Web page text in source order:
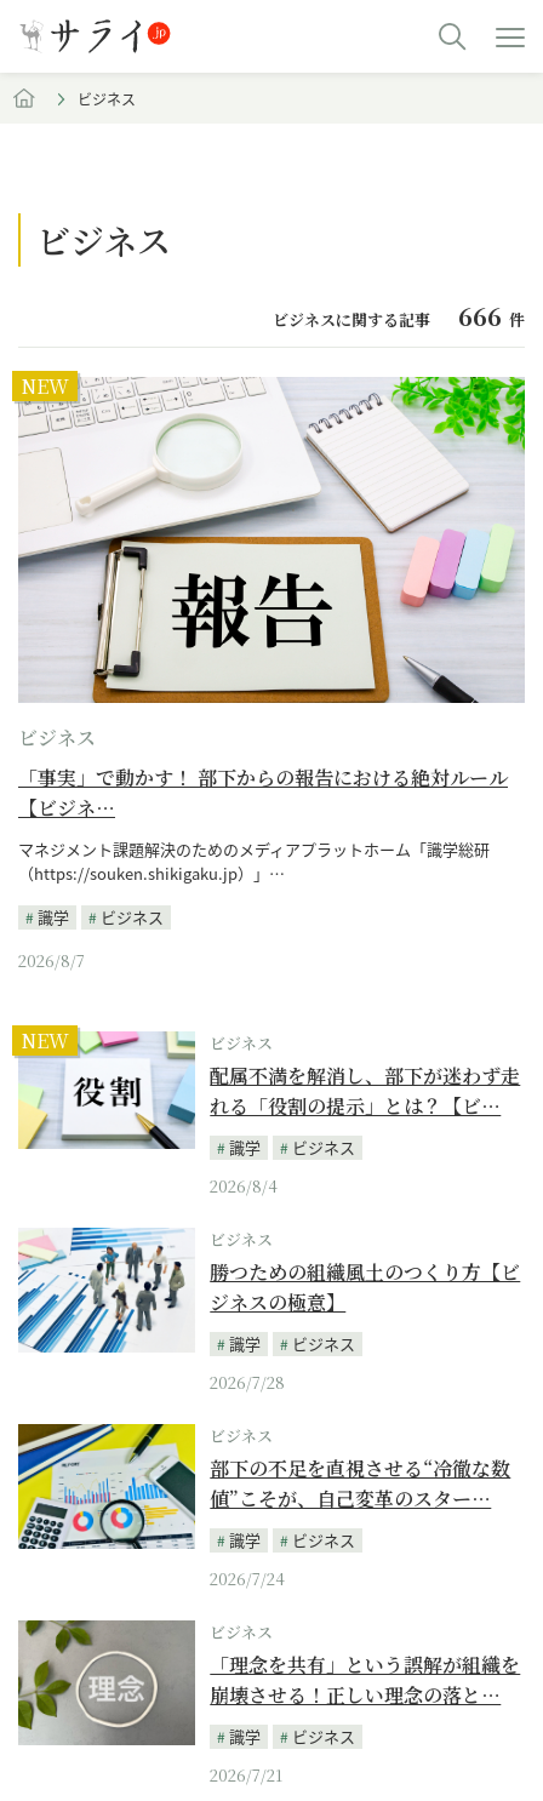
ビジネス
ビジネス
ビジネスに関する記事 666 件
ビジネス
「事実」で動かす！ 部下からの報告における絶対ルール
【ビジネ…
マネジメント課題解決のためのメディアプラットホーム「識学総研
（https://souken.shikigaku.jp）」…
識学
ビジネス
2026/8/7
NEW
ビジネス
配属不満を解消し、部下が迷わず走
れる「役割の提示」とは？【ビ…
識学
ビジネス
2026/8/4
NEW
ビジネス
勝つための組織風土のつくり方【ビ
ジネスの極意】
識学
ビジネス
2026/7/28
ビジネス
部下の不足を直視させる“冷徹な数
値”こそが、自己変革のスター…
識学
ビジネス
2026/7/24
ビジネス
「理念を共有」という誤解が組織を
崩壊させる！正しい理念の落と…
識学
ビジネス
2026/7/21